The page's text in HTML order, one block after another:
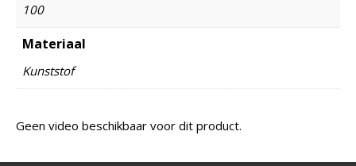
100
Materiaal
Kunststof
Geen video beschikbaar voor dit product.